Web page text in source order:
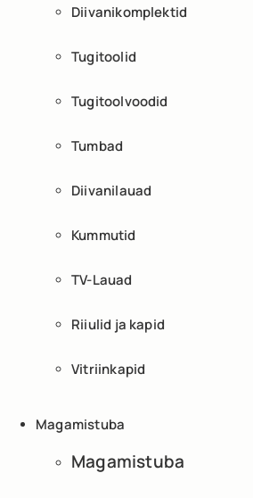
Diivanikomplektid
Tugitoolid
Tugitoolvoodid
Tumbad
Diivanilauad
Kummutid
TV-Lauad
Riiulid ja kapid
Vitriinkapid
Magamistuba
Magamistuba